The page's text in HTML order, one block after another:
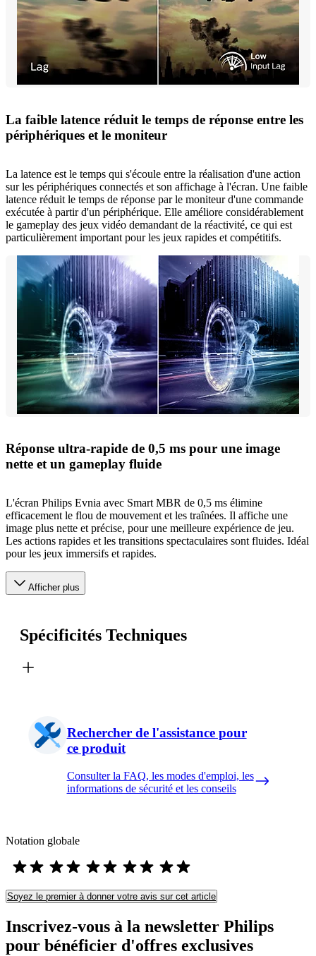
La faible latence réduit le temps de réponse entre les
périphériques et le moniteur
La latence est le temps qui s'écoule entre la réalisation d'une action
sur les périphériques connectés et son affichage à l'écran. Une faible
latence réduit le temps de réponse par le moniteur d'une commande
exécutée à partir d'un périphérique. Elle améliore considérablement
le gameplay des jeux vidéo demandant de la réactivité, ce qui est
particulièrement important pour les jeux rapides et compétitifs.
Réponse ultra-rapide de 0,5 ms pour une image
nette et un gameplay fluide
L'écran Philips Evnia avec Smart MBR de 0,5 ms élimine
efficacement le flou de mouvement et les traînées. Il affiche une
image plus nette et précise, pour une meilleure expérience de jeu.
Les actions rapides et les transitions spectaculaires sont fluides. Idéal
pour les jeux immersifs et rapides.
Afficher plus
Spécificités Techniques
Rechercher de l'assistance pour
ce produit
Consulter la FAQ, les modes d'emploi, les
informations de sécurité et les conseils
Notation globale
Soyez le premier à donner votre avis sur cet article
Inscrivez-vous à la newsletter Philips
pour bénéficier d'offres exclusives